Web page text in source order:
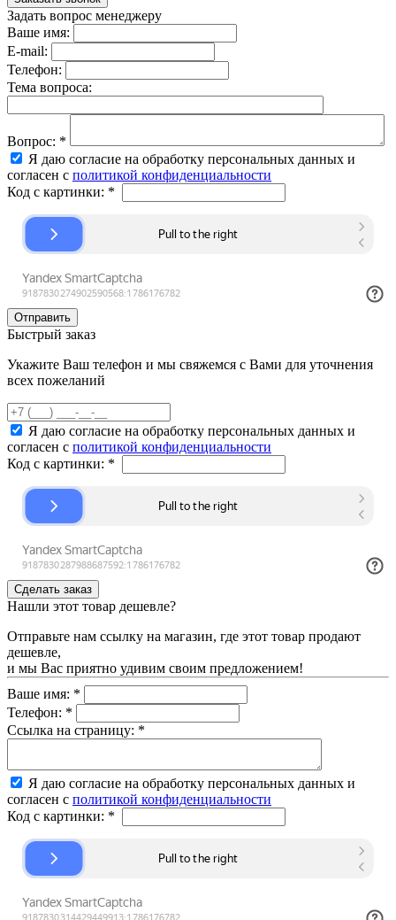
Задать вопрос менеджеру
Ваше имя:
E-mail:
Телефон:
Тема вопроса:
Вопрос: *
Я даю согласие на обработку персональных данных и
согласен с политикой конфиденциальности
Код с картинки: *
Быстрый заказ
Укажите Ваш телефон и мы свяжемся с Вами для уточнения
всех пожеланий
Я даю согласие на обработку персональных данных и
согласен с политикой конфиденциальности
Код с картинки: *
Нашли этот товар дешевле?
Отправьте нам ссылку на магазин, где этот товар продают
дешевле,
и мы Вас приятно удивим своим предложением!
Ваше имя: *
Телефон: *
Ссылка на страницу: *
Я даю согласие на обработку персональных данных и
согласен с политикой конфиденциальности
Код с картинки: *